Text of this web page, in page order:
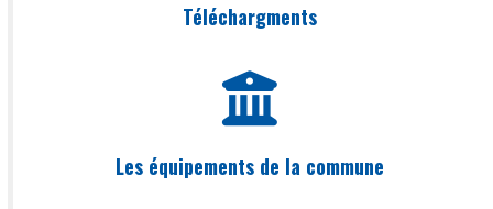
Téléchargments
Les équipements de la commune